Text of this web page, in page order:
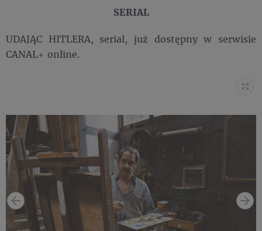
SERIAL
UDAJĄC HITLERA, serial, już dostępny w serwisie
CANAL+ online.